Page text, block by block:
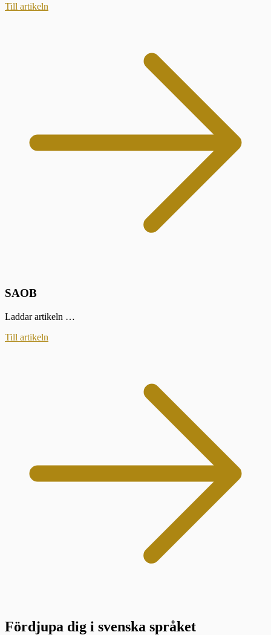
Till artikeln
SAOB
Laddar artikeln …
Till artikeln
Fördjupa dig i svenska språket